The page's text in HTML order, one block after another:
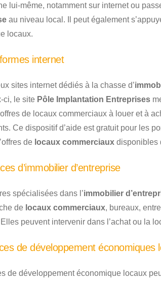
lui-même, notamment sur internet ou
au niveau local. Il peut également
locaux.
internet
sites internet dédiés à la chasse d’
ci, le site Pôle Implantation Entreprises
de locaux commerciaux à louer et à
Ce dispositif d’aide est gratuit pour les
de locaux commerciaux disponibles
d’immobilier d’entreprise
spécialisées dans l’immobilier
de locaux commerciaux, bureaux,
peuvent intervenir dans l’achat ou la
de développement économiques
de développement économique locaux